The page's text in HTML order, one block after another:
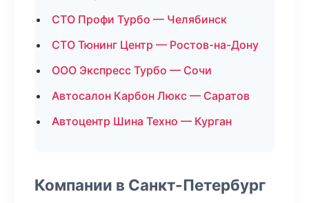
СТО Профи Турбо — Челябинск
СТО Тюнинг Центр — Ростов-на-Дону
ООО Экспресс Турбо — Сочи
Автосалон Карбон Люкс — Саратов
Автоцентр Шина Техно — Курган
Компании в Санкт-Петербург